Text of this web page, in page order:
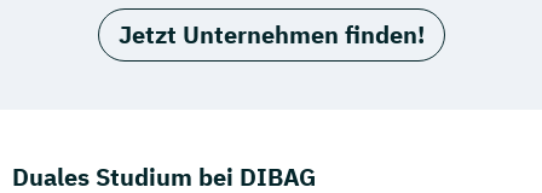
Jetzt Unternehmen finden!
Duales Studium bei DIBAG